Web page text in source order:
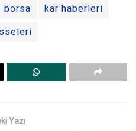
borsa kar haberleri
Yazı